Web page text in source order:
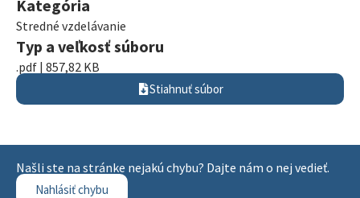
Kategória
Stredné vzdelávanie
Typ a veľkosť súboru
.pdf | 857,82 KB
Stiahnuť súbor
Našli ste na stránke nejakú chybu? Dajte nám o nej vedieť.
Nahlásiť chybu